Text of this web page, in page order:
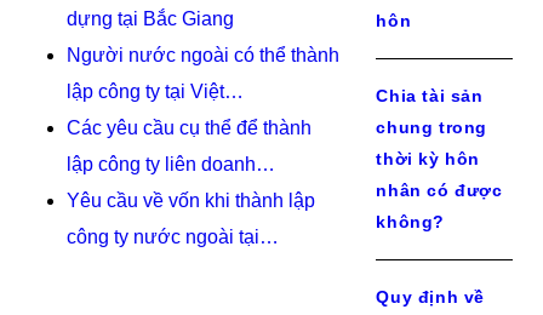
dựng tại Bắc Giang
Người nước ngoài có thể thành
lập công ty tại Việt…
Các yêu cầu cụ thể để thành
lập công ty liên doanh…
Yêu cầu về vốn khi thành lập
công ty nước ngoài tại…
hôn
Chia tài sản
chung trong
thời kỳ hôn
nhân có được
không?
Quy định về